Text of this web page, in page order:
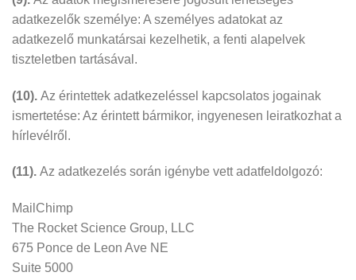
adatkezelők személye: A személyes adatokat az
adatkezelő munkatársai kezelhetik, a fenti alapelvek
tiszteletben tartásával.
(10). Az érintettek adatkezeléssel kapcsolatos jogainak
ismertetése: Az érintett bármikor, ingyenesen leiratkozhat a
hírlevélről.
(11). Az adatkezelés során igénybe vett adatfeldolgozó:
MailChimp
The Rocket Science Group, LLC
675 Ponce de Leon Ave NE
Suite 5000